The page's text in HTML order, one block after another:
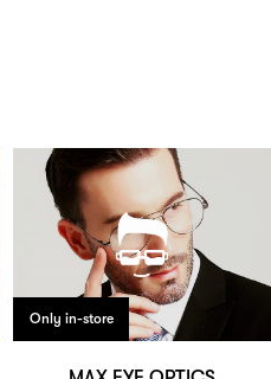
Only in-store